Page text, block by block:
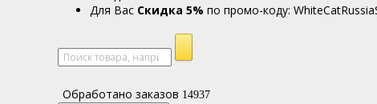
Для Вас Cкидка 5% по промо-коду:
Обработано заказов 14937